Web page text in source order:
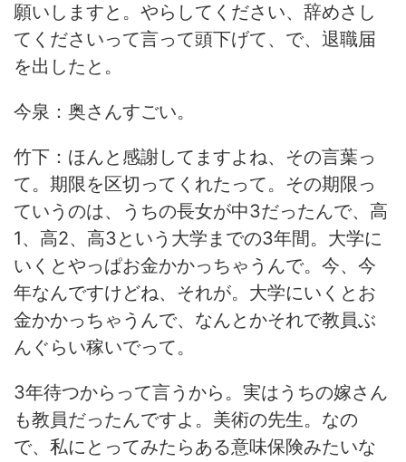
願いしますと。やらしてください、辞めさし
てくださいって言って頭下げて、で、退職届
を出したと。
今泉：奥さんすごい。
竹下：ほんと感謝してますよね、その言葉っ
て。期限を区切ってくれたって。その期限っ
ていうのは、うちの長女が中3だったんで、高
1、高2、高3という大学までの3年間。大学に
いくとやっぱお金かかっちゃうんで。今、今
年なんですけどね、それが。大学にいくとお
金かかっちゃうんで、なんとかそれで教員ぶ
んぐらい稼いでって。
3年待つからって言うから。実はうちの嫁さん
も教員だったんですよ。美術の先生。なの
で、私にとってみたらある意味保険みたいな